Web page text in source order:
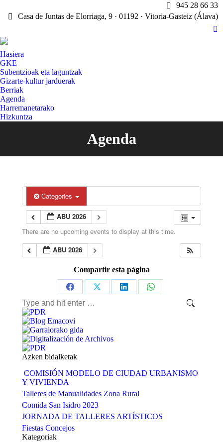
945 28 66 33
Casa de Juntas de Elorriaga, 9 · 01192 · Vitoria-Gasteiz (Álava)
X
Hasiera
GKE
Subentzioak eta laguntzak
Gizarte-kultur jarduerak
Berriak
Agenda
Harremanetarako
Hizkuntza
Agenda
You are here:
Categories
ABU 2026
There are no upcoming events to display at this time.
ABU 2026
Compartir esta página
Share
on
Facebook
Share
Share
Share
Search:
Azken bidalketak
COMISIÓN MODELO DE CIUDAD URBANISMO
Y VIVIENDA
Talleres de Manualidades Zona Rural
Comida San Isidro 2023
JORNADA DE TALLERES ARTÍSTICOS
Fiestas Concejos
Kategoriak